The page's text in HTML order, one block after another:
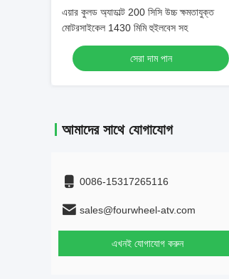
এয়ার কুলড অ্যাডাল্ট 200 সিসি উচ্চ ক্ষমতাযুক্ত
মোটরসাইকেল 1430 মিমি হুইলবেস সহ
সেরা দাম পান
আমাদের সাথে যোগাযোগ
0086-15317265116
sales@fourwheel-atv.com
এখনই যোগাযোগ করুন